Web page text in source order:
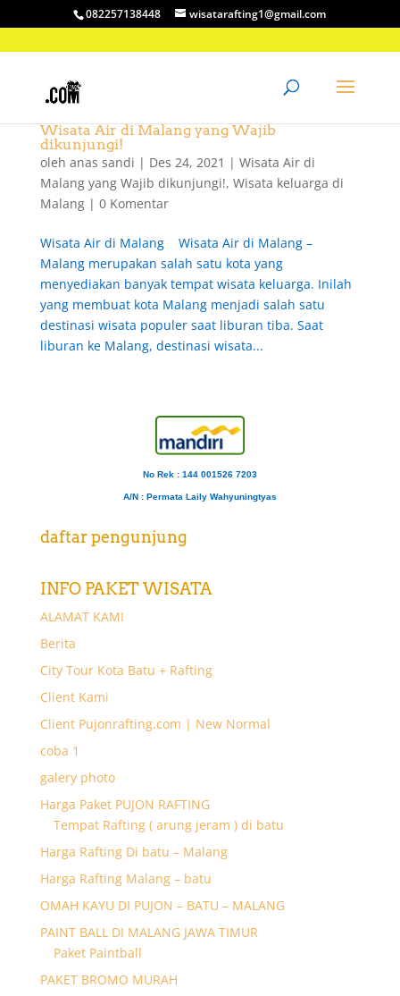
082257138448 wisatarafting1@gmail.com
Wisata Air di Malang yang Wajib
dikunjungi!
oleh anas sandi | Des 24, 2021 | Wisata Air di
Malang yang Wajib dikunjungi!, Wisata keluarga di
Malang| 0 Komentar
Wisata Air di Malang Wisata Air di Malang –
Malang merupakan salah satu kota yang
menyediakan banyak tempat wisata keluarga. Inilah
yang membuat kota Malang menjadi salah satu
destinasi wisata populer saat liburan tiba. Saat
liburan ke Malang, destinasi wisata...
No Rek : 144 001526 7203
A/N : Permata Laily Wahyuningtyas
daftar pengunjung
INFO PAKET WISATA
ALAMAT KAMI
Berita
City Tour Kota Batu + Rafting
Client Kami
Client Pujonrafting.com | New Normal
coba 1
galery photo
Harga Paket PUJON RAFTING
Tempat Rafting ( arung jeram ) di batu
Harga Rafting Di batu – Malang
Harga Rafting Malang – batu
OMAH KAYU DI PUJON – BATU – MALANG
PAINT BALL DI MALANG JAWA TIMUR
Paket Paintball
PAKET BROMO MURAH